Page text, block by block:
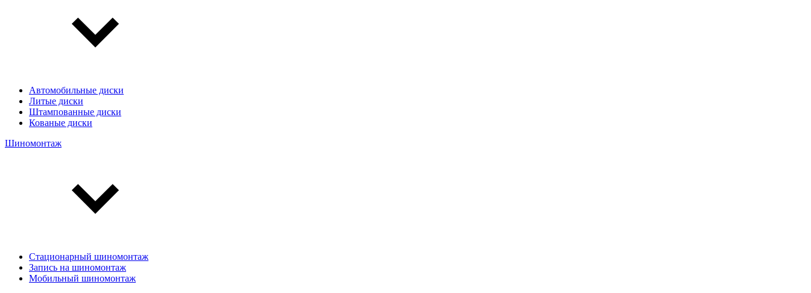
Автомобильные диски
Литые диски
Штампованные диски
Кованые диски
Шиномонтаж
Стационарный шиномонтаж
Запись на шиномонтаж
Мобильный шиномонтаж